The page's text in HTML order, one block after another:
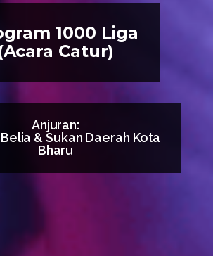
1000 Liga
Catur)
Anjuran:
& Sukan Daerah Kota
Bharu